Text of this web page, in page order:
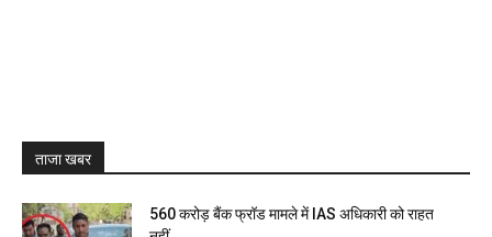
ताजा खबर
₹560 करोड़ बैंक फ्रॉड मामले में IAS अधिकारी को राहत